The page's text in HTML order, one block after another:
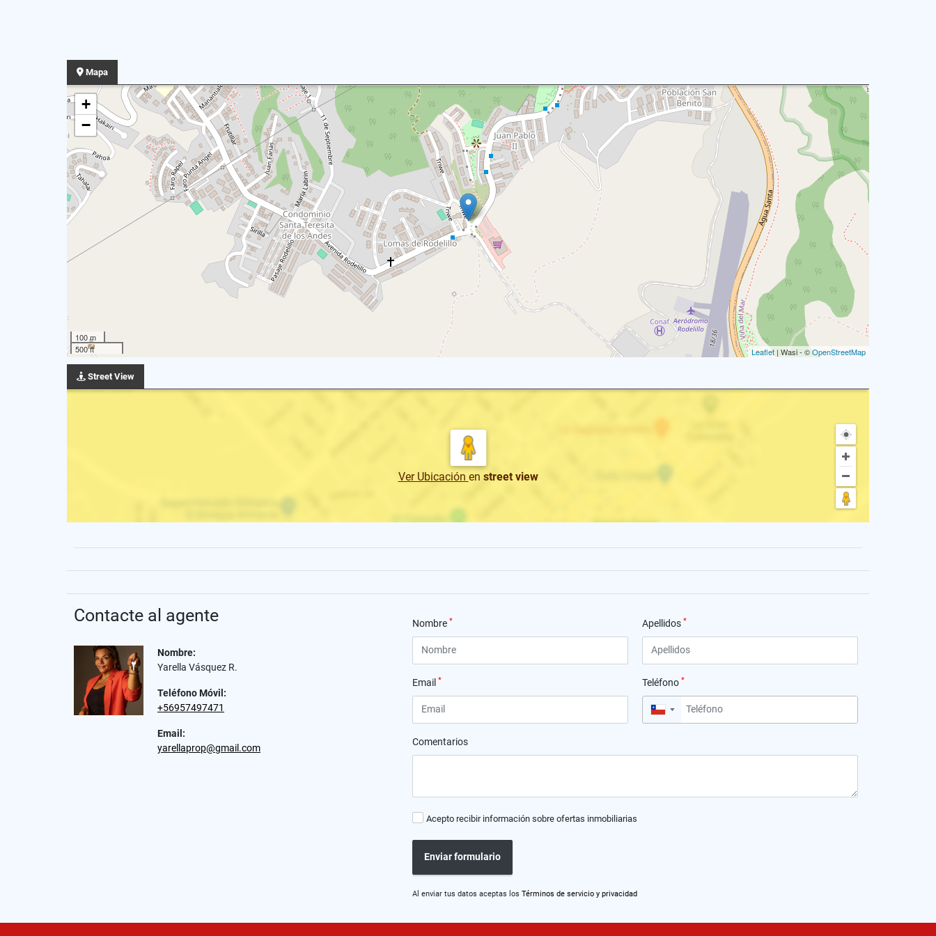
Mapa
+
−
100 m
500 ft
Leaflet | Wasi - ©OpenStreetMap
Street View
Ver Ubicación en street view
Contacte al agente
Nombre:
Yarella Vásquez R.
Teléfono Móvil:
+56957497471
Email:
yarellaprop@gmail.com
Nombre * Apellidos *
Email * Teléfono *
▼
Comentarios
Acepto recibir información sobre ofertas inmobiliarias
Enviar formulario
Al enviar tus datos aceptas los Términos de servicio y privacidad